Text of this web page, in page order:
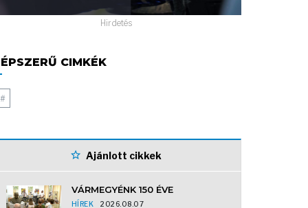
Hirdetés
CIMKÉK
#
Ajánlott cikkek
VÁRMEGYÉNK 150 ÉVE
HÍREK 2026.08.07